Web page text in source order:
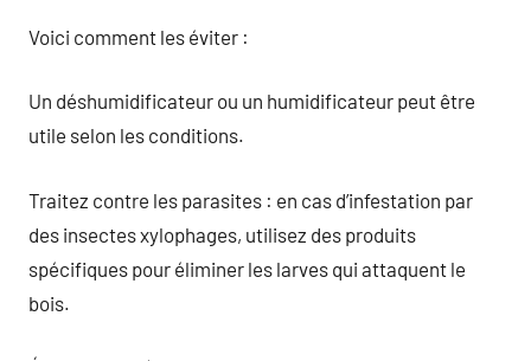
Voici comment les éviter :
Un déshumidificateur ou un humidificateur peut être
utile selon les conditions.
Traitez contre les parasites : en cas d’infestation par
des insectes xylophages, utilisez des produits
spécifiques pour éliminer les larves qui attaquent le
bois.